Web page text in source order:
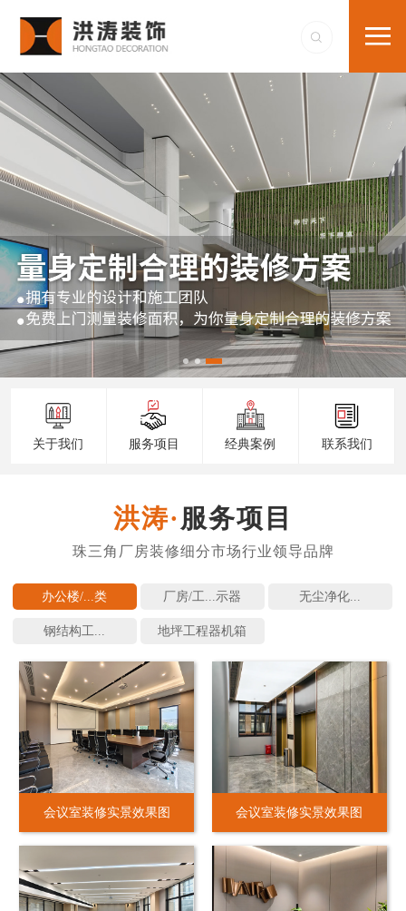
关于我们 服务项目 经典案例 联系我们
服务项目
办公楼/... 厂房/工... 无尘净化...
钢结构工... 地坪工程
会议室装修实景效果图 会议室装修实景效果图